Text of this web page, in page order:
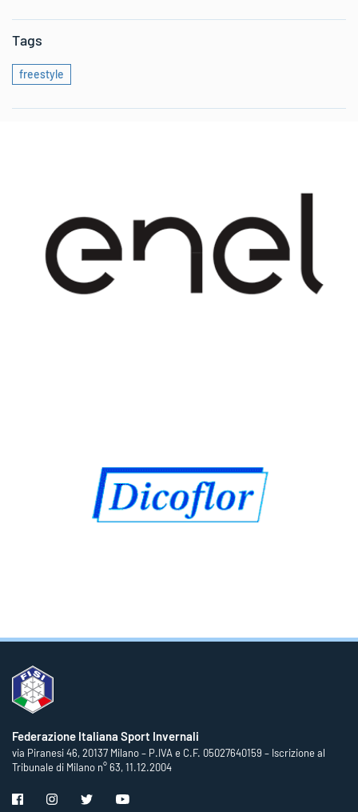
Tags
freestyle
Federazione Italiana Sport Invernali
via Piranesi 46, 20137 Milano – P.IVA e C.F. 05027640159 – Iscrizione al
Tribunale di Milano n° 63, 11.12.2004